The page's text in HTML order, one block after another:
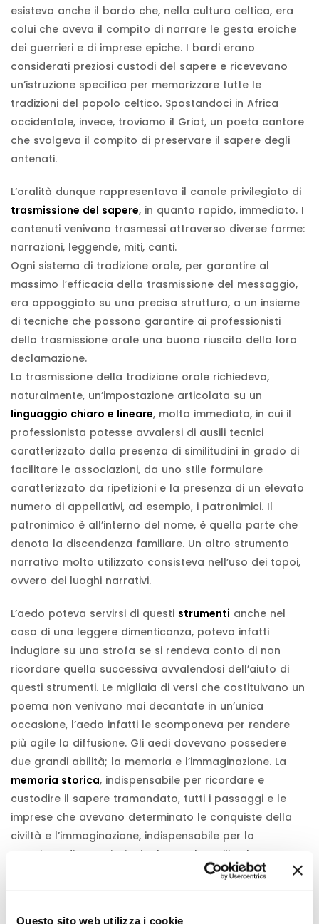
Questo sito web utilizza i cookie
esisteva anche il bardo che, nella cultura celtica, era
colui che aveva il compito di narrare le gesta eroiche
dei guerrieri e di imprese epiche. I bardi erano
considerati preziosi custodi del sapere e ricevevano
un’istruzione specifica per memorizzare tutte le
tradizioni del popolo celtico. Spostandoci in Africa
occidentale, invece, troviamo il Griot, un poeta cantore
che svolgeva il compito di preservare il sapere degli
antenati.
L’oralità dunque rappresentava il canale privilegiato di
trasmissione del sapere, in quanto rapido, immediato. I
contenuti venivano trasmessi attraverso diverse forme:
narrazioni, leggende, miti, canti.
Ogni sistema di tradizione orale, per garantire al
massimo l’efficacia della trasmissione del messaggio,
era appoggiato su una precisa struttura, a un insieme
di tecniche che possono garantire ai professionisti
della trasmissione orale una buona riuscita della loro
declamazione.
La trasmissione della tradizione orale richiedeva,
naturalmente, un’impostazione articolata su un
linguaggio chiaro e lineare, molto immediato, in cui il
professionista potesse avvalersi di ausili tecnici
caratterizzato dalla presenza di similitudini in grado di
facilitare le associazioni, da uno stile formulare
caratterizzato da ripetizioni e la presenza di un elevato
numero di appellativi, ad esempio, i patronimici. Il
patronimico è all’interno del nome, è quella parte che
denota la discendenza familiare. Un altro strumento
narrativo molto utilizzato consisteva nell’uso dei topoi,
ovvero dei luoghi narrativi.
L’aedo poteva servirsi di questi strumenti anche nel
caso di una leggere dimenticanza, poteva infatti
indugiare su una strofa se si rendeva conto di non
ricordare quella successiva avvalendosi dell’aiuto di
questi strumenti. Le migliaia di versi che costituivano un
poema non venivano mai decantate in un’unica
occasione, l’aedo infatti le scomponeva per rendere
più agile la diffusione. Gli aedi dovevano possedere
due grandi abilità; la memoria e l’immaginazione. La
memoria storica, indispensabile per ricordare e
custodire il sapere tramandato, tutti i passaggi e le
imprese che avevano determinato le conquiste della
civiltà e l’immaginazione, indispensabile per la
creazione di associazioni a loro volta utili nel recupero